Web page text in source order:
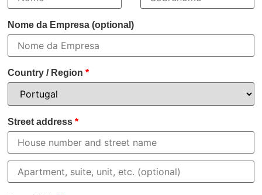
Nome da Empresa (optional)
Country / Region *
Street address *